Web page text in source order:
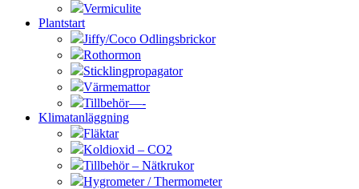
Vermiculite
Plantstart
Jiffy/Coco Odlingsbrickor
Rothormon
Sticklingpropagator
Värmemattor
Tillbehör—-
Klimatanläggning
Fläktar
Koldioxid – CO2
Tillbehör – Nätkrukor
Hygrometer / Thermometer